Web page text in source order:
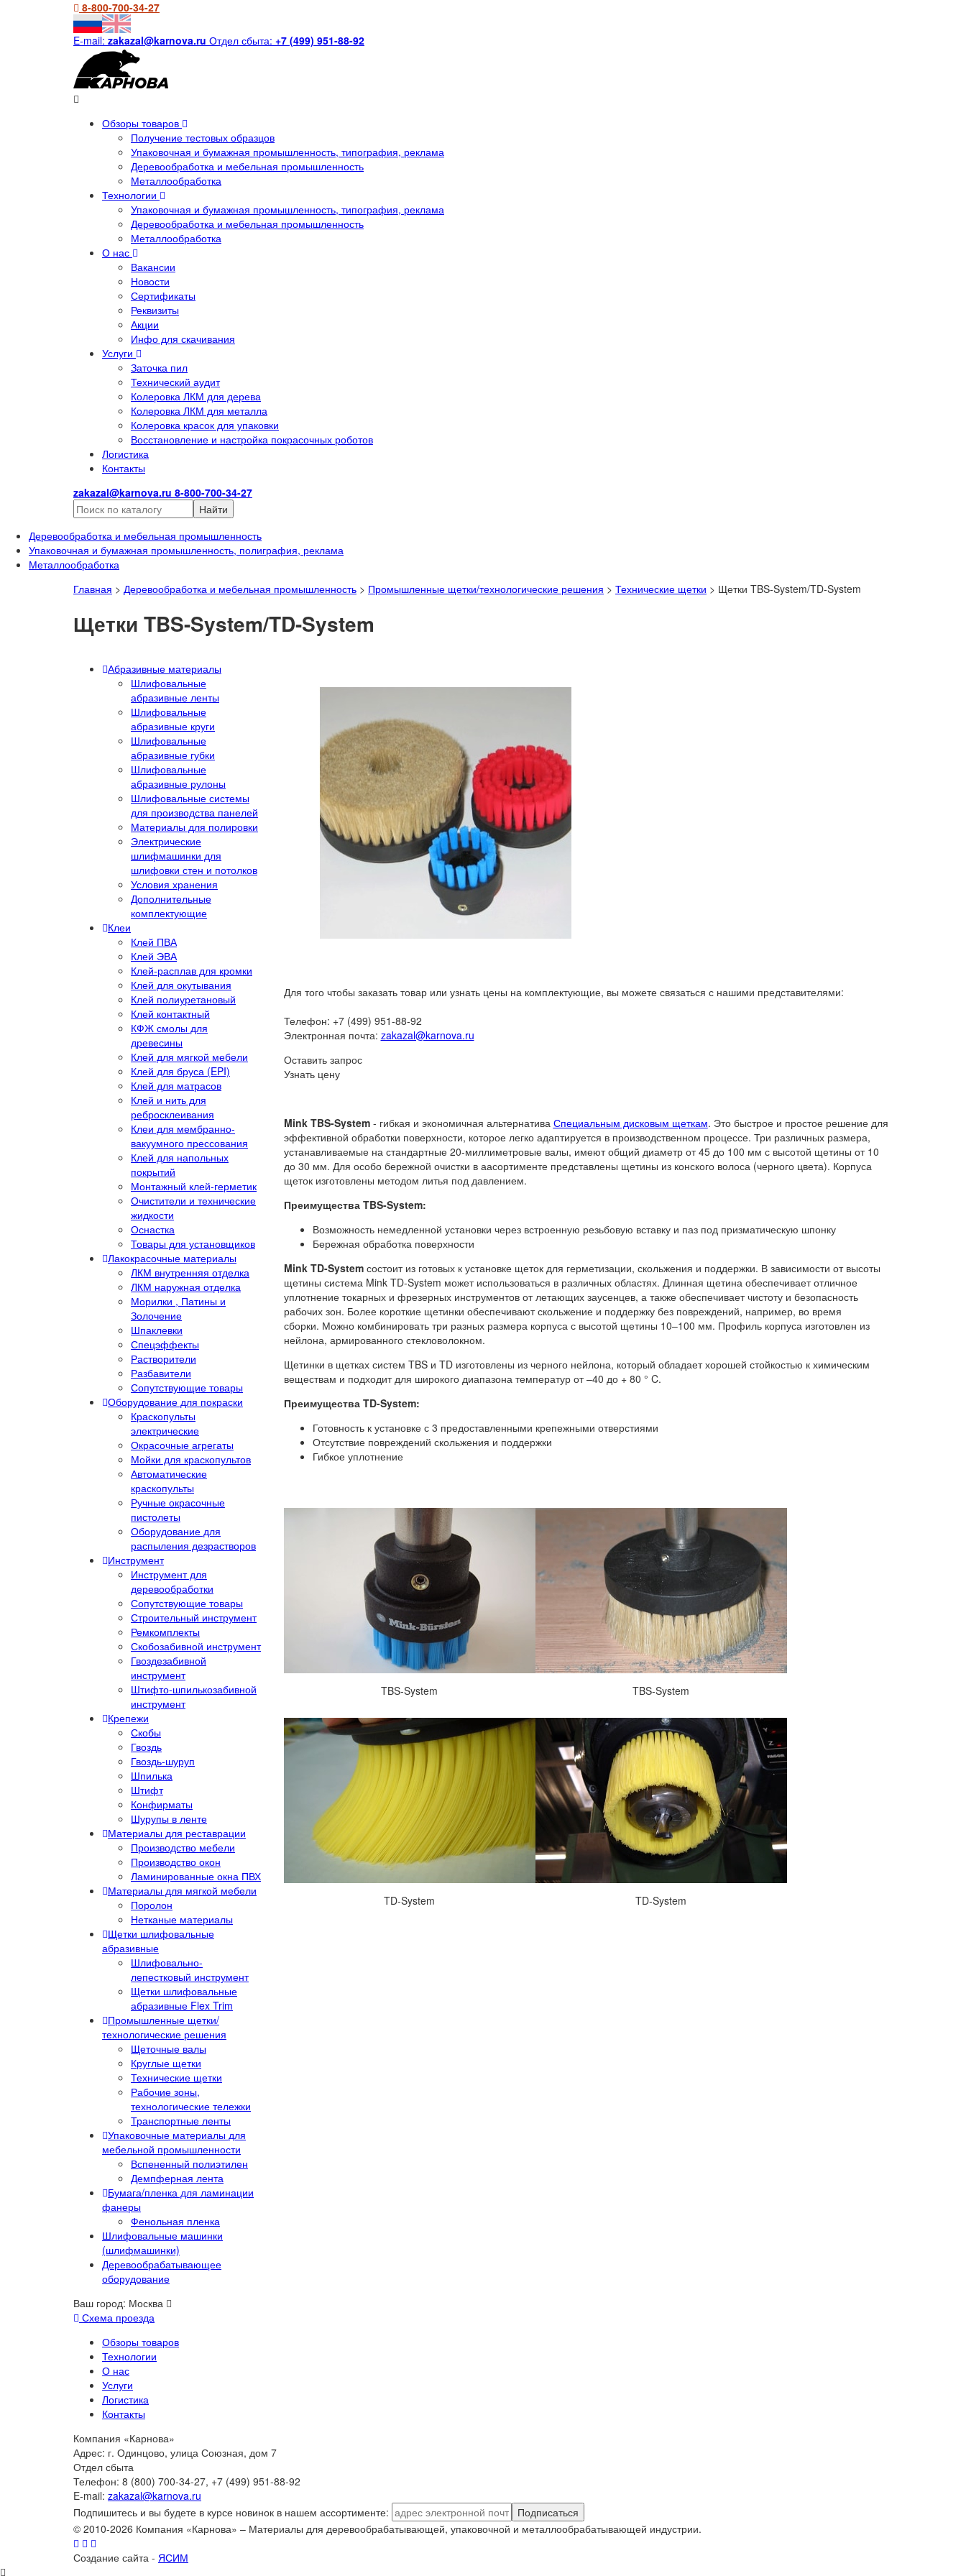
8-800-700-34-27
E-mail: zakazal@karnova.ru Отдел сбыта: +7 (499) 951-88-92
Обзоры товаров
Получение тестовых образцов
Упаковочная и бумажная промышленность, типография, реклама
Деревообработка и мебельная промышленность
Металлообработка
Технологии
Упаковочная и бумажная промышленность, типография, реклама
Деревообработка и мебельная промышленность
Металлообработка
О нас
Вакансии
Новости
Сертификаты
Реквизиты
Акции
Инфо для скачивания
Услуги
Заточка пил
Технический аудит
Колеровка ЛКМ для дерева
Колеровка ЛКМ для металла
Колеровка красок для упаковки
Восстановление и настройка покрасочных роботов
Логистика
Контакты
zakazal@karnova.ru 8-800-700-34-27
Найти
Деревообработка и мебельная промышленность
Упаковочная и бумажная промышленность, полиграфия, реклама
Металлообработка
Главная > Деревообработка и мебельная промышленность > Промышленные щетки/технологические решения > Технические щетки > Щетки TBS-System/TD-System
Щетки TBS-System/TD-System
Абразивные материалы
Шлифовальные
абразивные ленты
Шлифовальные
абразивные круги
Шлифовальные
абразивные губки
Шлифовальные
абразивные рулоны
Шлифовальные системы
для производства панелей
Материалы для полировки
Электрические
шлифмашинки для
шлифовки стен и потолков
Условия хранения
Дополнительные
комплектующие
Клеи
Клей ПВА
Клей ЭВА
Клей-расплав для кромки
Клей для окутывания
Клей полиуретановый
Клей контактный
КФЖ смолы для
древесины
Клей для мягкой мебели
Клей для бруса (EPI)
Клей для матрасов
Клей и нить для
ребросклеивания
Клеи для мембранно-
вакуумного прессования
Клей для напольных
покрытий
Монтажный клей-герметик
Очистители и технические
жидкости
Оснастка
Товары для установщиков
Лакокрасочные материалы
ЛКМ внутренняя отделка
ЛКМ наружная отделка
Морилки , Патины и
Золочение
Шпаклевки
Спецэффекты
Растворители
Разбавители
Сопутствующие товары
Оборудование для покраски
Краскопульты
электрические
Окрасочные агрегаты
Мойки для краскопультов
Автоматические
краскопульты
Ручные окрасочные
пистолеты
Оборудование для
распыления дезрастворов
Инструмент
Инструмент для
деревообработки
Сопутствующие товары
Строительный инструмент
Ремкомплекты
Скобозабивной инструмент
Гвоздезабивной
инструмент
Штифто-шпилькозабивной
инструмент
Крепежи
Скобы
Гвоздь
Гвоздь-шуруп
Шпилька
Штифт
Конфирматы
Шурупы в ленте
Материалы для реставрации
Производство мебели
Производство окон
Ламинированные окна ПВХ
Материалы для мягкой мебели
Поролон
Нетканые материалы
Щетки шлифовальные
абразивные
Шлифовально-
лепестковый инструмент
Щетки шлифовальные
абразивные Flex Trim
Промышленные щетки/
технологические решения
Щеточные валы
Круглые щетки
Технические щетки
Рабочие зоны,
технологические тележки
Транспортные ленты
Упаковочные материалы для
мебельной промышленности
Вспененный полиэтилен
Демпферная лента
Бумага/пленка для ламинации
фанеры
Фенольная пленка
Шлифовальные машинки
(шлифмашинки)
Деревообрабатывающее
оборудование
Для того чтобы заказать товар или узнать цены на комплектующие, вы можете связаться с нашими представителями:
Телефон: +7 (499) 951-88-92
Электронная почта: zakazal@karnova.ru
Оставить запрос
Узнать цену
Mink TBS-System- гибкая и экономичная альтернатива Специальным дисковым щеткам. Это быстрое и простое решение для
эффективной обработки поверхности, которое легко адаптируется в производственном процессе. Три различных размера,
устанавливаемые на стандартные 20-миллиметровые валы, имеют общий диаметр от 45 до 100 мм с высотой щетины от 10
до 30 мм. Для особо бережной очистки в аасортименте представлены щетины из конского волоса (черного цвета). Корпуса
щеток изготовлены методом литья под давлением.
Преимущества TBS-System:
Возможность немедленной установки через встроенную резьбовую вставку и паз под призматическую шпонку
Бережная обработка поверхности
Mink TD-Systemсостоит из готовых к установке щеток для герметизации, скольжения и поддержки. В зависимости от высоты
щетины система Mink TD-System может использоваться в различных областях. Длинная щетина обеспечивает отличное
уплотнение токарных и фрезерных инструментов от летающих заусенцев, а также обеспечивает чистоту и безопасность
рабочих зон. Более короткие щетинки обеспечивают скольжение и поддержку без повреждений, например, во время
сборки. Можно комбинировать три разных размера корпуса с высотой щетины 10–100 мм. Профиль корпуса изготовлен из
нейлона, армированного стекловолокном.
Щетинки в щетках систем TBS и TD изготовлены из черного нейлона, который обладает хорошей стойкостью к химическим
веществам и подходит для широкого диапазона температур от –40 до + 80 ° C.
Преимущества TD-System:
Готовность к установке с 3 предоставленными крепежными отверстиями
Отсутствие повреждений скольжения и поддержки
Гибкое уплотнение
TBS-System TBS-System
TD-System TD-System
Ваш город: Москва
Схема проезда
Обзоры товаров
Технологии
О нас
Услуги
Логистика
Контакты
Компания «Карнова»
Адрес: г. Одинцово, улица Союзная, дом 7
Отдел сбыта
Телефон: 8 (800) 700-34-27, +7 (499) 951-88-92
E-mail: zakazal@karnova.ru
Подпишитесь и вы будете в курсе новинок в нашем ассортименте:
Подписаться
© 2010-2026 Компания «Карнова» – Материалы для деревообрабатывающей, упаковочной и металлообрабатывающей индустрии.
Создание сайта - ЯСИМ